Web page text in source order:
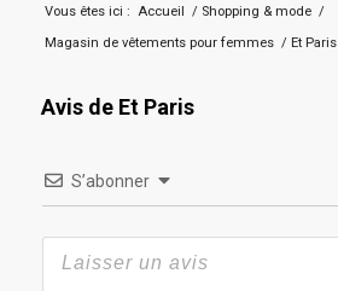
Vous êtes ici : Accueil / Shopping & mode /
Magasin de vêtements pour femmes / Et Paris
Avis de Et Paris
S’abonner